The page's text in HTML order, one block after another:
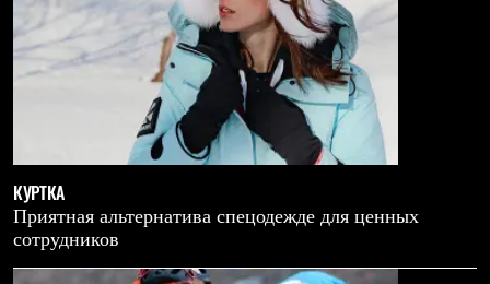
КУРТКА
Приятная альтернатива спецодежде для ценных
сотрудников